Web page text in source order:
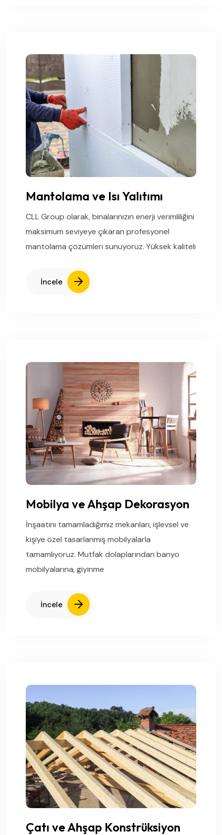
Mantolama ve Isı Yalıtımı
CLL Group olarak, binalarınızın enerji verimliliğini
maksimum seviyeye çıkaran profesyonel
mantolama çözümleri sunuyoruz. Yüksek kaliteli
İncele
Mobilya ve Ahşap Dekorasyon
İnşaatını tamamladığımız mekanları, işlevsel ve
kişiye özel tasarlanmış mobilyalarla
tamamlıyoruz. Mutfak dolaplarından banyo
mobilyalarına, giyinme
İncele
Çatı ve Ahşap Konstrüksiyon